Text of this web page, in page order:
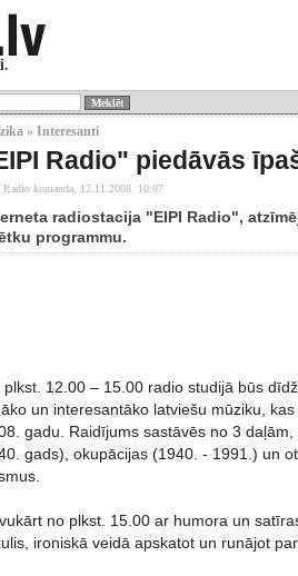
» Interesanti
Radio" piedāvās
komanda, 12.11.2008. 10:07
radiostacija "EIPI Radio",
programmu.
plkst. 12.00 – 15.00 radio studijā būs
un interesantāko latviešu mūziku,
gadu. Raidījums sastāvēs no 3
gads), okupācijas (1940. - 1991.) un
no plkst. 15.00 ar humora un
ironiskā veidā apskatot un runājot